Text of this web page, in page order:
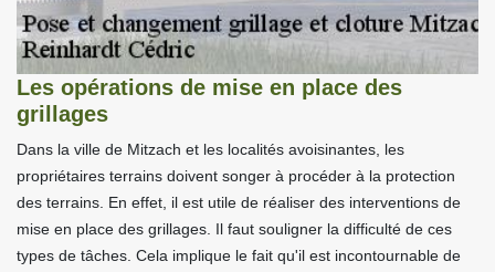
Les opérations de mise en place des
grillages
Dans la ville de Mitzach et les localités avoisinantes, les
propriétaires terrains doivent songer à procéder à la protection
des terrains. En effet, il est utile de réaliser des interventions de
mise en place des grillages. Il faut souligner la difficulté de ces
types de tâches. Cela implique le fait qu'il est incontournable de